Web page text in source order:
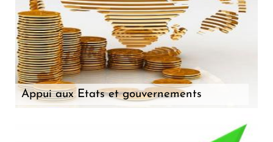
Appui aux Etats et gouvernements